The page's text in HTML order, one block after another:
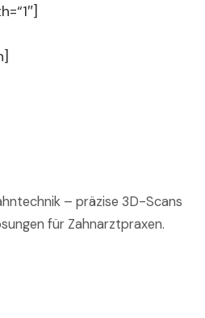
– präzise 3D-Scans
für Zahnarztpraxen.